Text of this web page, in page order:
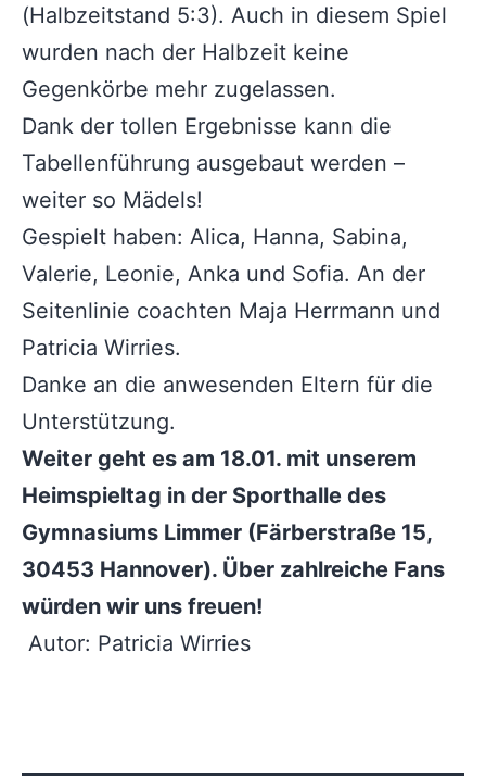
(Halbzeitstand 5:3). Auch in diesem Spiel
wurden nach der Halbzeit keine
Gegenkörbe mehr zugelassen.
Dank der tollen Ergebnisse kann die
Tabellenführung ausgebaut werden –
weiter so Mädels!
Gespielt haben: Alica, Hanna, Sabina,
Valerie, Leonie, Anka und Sofia. An der
Seitenlinie coachten Maja Herrmann und
Patricia Wirries.
Danke an die anwesenden Eltern für die
Unterstützung.
Weiter geht es am 18.01. mit unserem
Heimspieltag in der Sporthalle des
Gymnasiums Limmer (Färberstraße 15,
30453 Hannover). Über zahlreiche Fans
würden wir uns freuen!
Autor: Patricia Wirries